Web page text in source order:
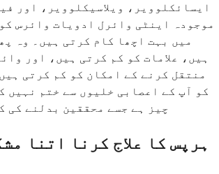
ایسائکلوویر، ویلاسیکلوویر، اور
موجودہ اینٹی وائرل ادویات وائرس
میں بہت اچھا کام کرتی ہیں۔ وہ
ہیں، علامات کو کم کرتی ہیں، اور
منتقل کرنے کے امکان کو کم کرتی
کو آپ کے اعصابی خلیوں سے ختم نہیں
چیز ہے جسے محققین بدلنے کی
ہرپس کا علاج کرنا اتنا